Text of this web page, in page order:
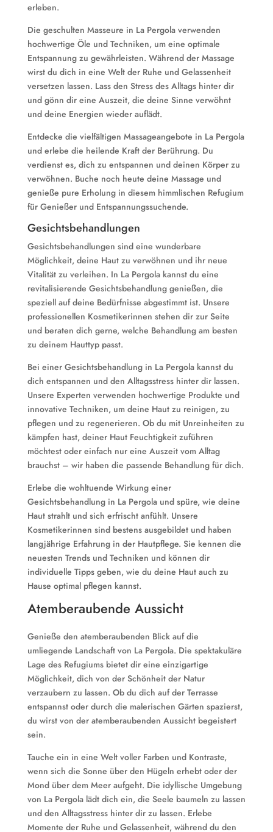
erleben.
Die geschulten Masseure in La Pergola verwenden
hochwertige Öle und Techniken, um eine optimale
Entspannung zu gewährleisten. Während der Massage
wirst du dich in eine Welt der Ruhe und Gelassenheit
versetzen lassen. Lass den Stress des Alltags hinter dir
und gönn dir eine Auszeit, die deine Sinne verwöhnt
und deine Energien wieder auflädt.
Entdecke die vielfältigen Massageangebote in La Pergola
und erlebe die heilende Kraft der Berührung. Du
verdienst es, dich zu entspannen und deinen Körper zu
verwöhnen. Buche noch heute deine Massage und
genieße pure Erholung in diesem himmlischen Refugium
für Genießer und Entspannungssuchende.
Gesichtsbehandlungen
Gesichtsbehandlungen sind eine wunderbare
Möglichkeit, deine Haut zu verwöhnen und ihr neue
Vitalität zu verleihen. In La Pergola kannst du eine
revitalisierende Gesichtsbehandlung genießen, die
speziell auf deine Bedürfnisse abgestimmt ist. Unsere
professionellen Kosmetikerinnen stehen dir zur Seite
und beraten dich gerne, welche Behandlung am besten
zu deinem Hauttyp passt.
Bei einer Gesichtsbehandlung in La Pergola kannst du
dich entspannen und den Alltagsstress hinter dir lassen.
Unsere Experten verwenden hochwertige Produkte und
innovative Techniken, um deine Haut zu reinigen, zu
pflegen und zu regenerieren. Ob du mit Unreinheiten zu
kämpfen hast, deiner Haut Feuchtigkeit zuführen
möchtest oder einfach nur eine Auszeit vom Alltag
brauchst – wir haben die passende Behandlung für dich.
Erlebe die wohltuende Wirkung einer
Gesichtsbehandlung in La Pergola und spüre, wie deine
Haut strahlt und sich erfrischt anfühlt. Unsere
Kosmetikerinnen sind bestens ausgebildet und haben
langjährige Erfahrung in der Hautpflege. Sie kennen die
neuesten Trends und Techniken und können dir
individuelle Tipps geben, wie du deine Haut auch zu
Hause optimal pflegen kannst.
Atemberaubende Aussicht
Genieße den atemberaubenden Blick auf die
umliegende Landschaft von La Pergola. Die spektakuläre
Lage des Refugiums bietet dir eine einzigartige
Möglichkeit, dich von der Schönheit der Natur
verzaubern zu lassen. Ob du dich auf der Terrasse
entspannst oder durch die malerischen Gärten spazierst,
du wirst von der atemberaubenden Aussicht begeistert
sein.
Tauche ein in eine Welt voller Farben und Kontraste,
wenn sich die Sonne über den Hügeln erhebt oder der
Mond über dem Meer aufgeht. Die idyllische Umgebung
von La Pergola lädt dich ein, die Seele baumeln zu lassen
und den Alltagsstress hinter dir zu lassen. Erlebe
Momente der Ruhe und Gelassenheit, während du den